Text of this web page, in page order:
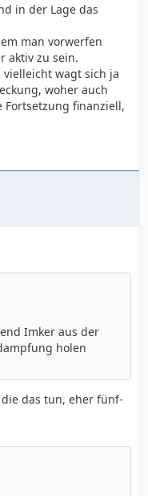
in der Lage das
man vorwerfen
aktiv zu sein.
wagt sich ja
woher auch
Fortsetzung finanziell,
Imker aus der
holen
das tun, eher fünf-